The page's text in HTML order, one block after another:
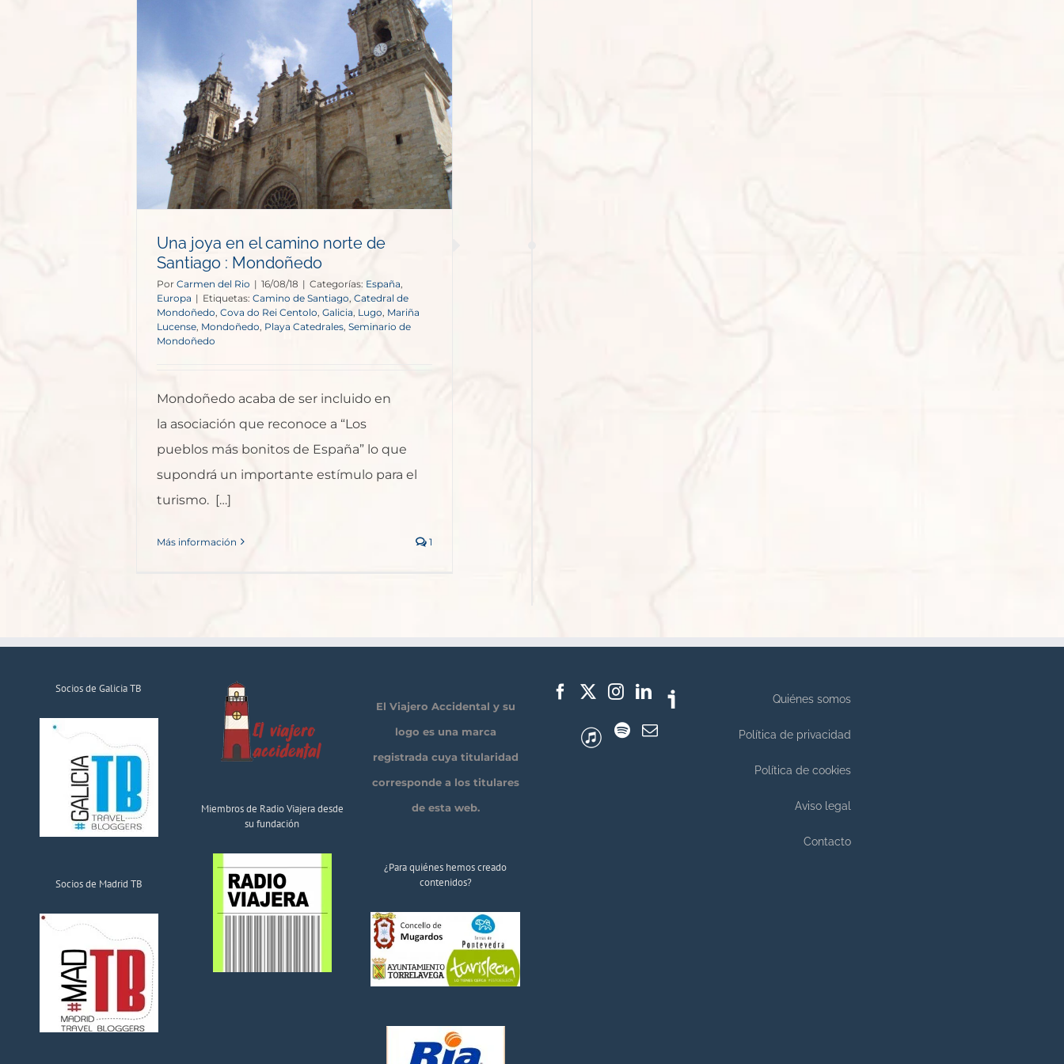
Una joya en el camino norte de
Santiago : Mondoñedo
Por Carmen del Rio | 16/08/18 | Categorías: España
Europa | Etiquetas: Camino de Santiago, Catedral de
Mondoñedo Cova do Rei Centolo Galicia Lugo Mariña
Lucense, Mondoñedo, Playa Catedrales, Seminario de
Mondoñedo
Mondoñedo acaba de ser incluido en
la asociación que reconoce a “Los
pueblos más bonitos de España” lo que
supondrá un importante estímulo para el
turismo. […]
Más información 1
Socios de Galicia TB
Socios de Madrid TB
Miembros de Radio Viajera desde
su fundación
El Viajero Accidental y su
logo es una marca
registrada cuya titularidad
corresponde a los titulares
de esta web.
¿Para quiénes hemos creado
contenidos?
Quiénes somos
Política de privacidad
Política de cookies
Aviso legal
Contacto